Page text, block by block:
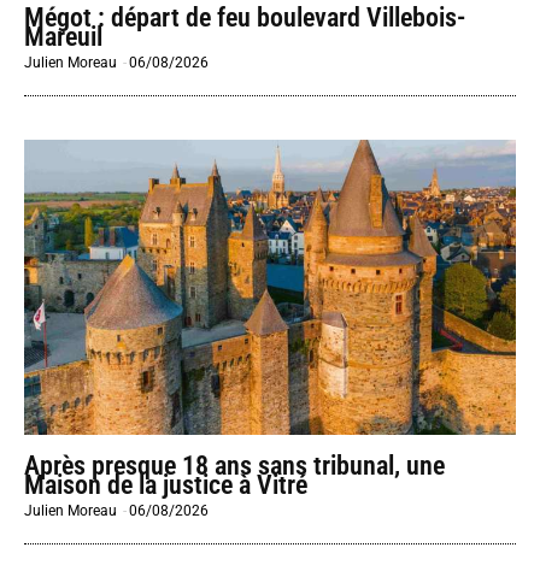
Mégot : départ de feu boulevard Villebois-
Mareuil
Julien Moreau -06/08/2026
Après presque 18 ans sans tribunal, une
Maison de la justice à Vitré
Julien Moreau -06/08/2026